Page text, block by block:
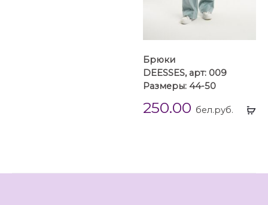
Брюки
DEESSES, арт: 009
Размеры: 44-50
250.00 бел.руб.